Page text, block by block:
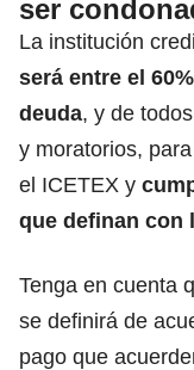
ser
La institución
será entre el
deuda, y de
y moratorios,
el ICETEX y
que definan con
Tenga en cuenta
se definirá de
pago que